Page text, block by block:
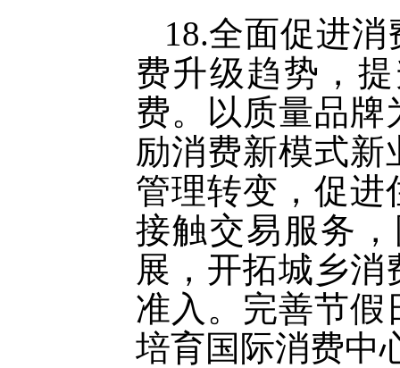
18.全面促进
费升级趋势，
费。以质量品牌
励消费新模式新
管理转变，促进
接触交易服务
展，开拓城乡
准入。完善节假
培育国际消费中